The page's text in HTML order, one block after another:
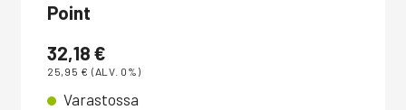
Point
32,18 €
25,95 € (ALV. 0%)
Varastossa